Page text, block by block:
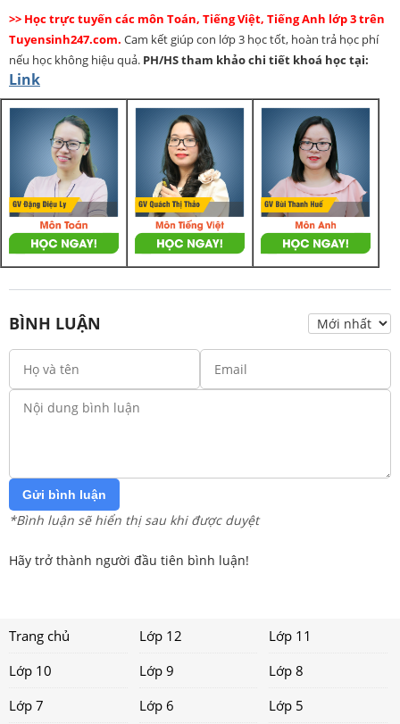
>> Học trực tuyến các môn Toán, Tiếng Việt, Tiếng Anh lớp 3 trên
Tuyensinh247.com. Cam kết giúp con lớp 3 học tốt, hoàn trả học phí
nếu học không hiệu quả. PH/HStham khảo chi tiết khoá học tại:
Link
BÌNH LUẬN
Gửi bình luận
*Bình luận sẽ hiển thị sau khi được duyệt
Hãy trở thành người đầu tiên bình luận!
Trang chủ Lớp 12
Lớp 11
Lớp 10
Lớp 9
Lớp 8
Lớp 7
Lớp 6 Lớp 5